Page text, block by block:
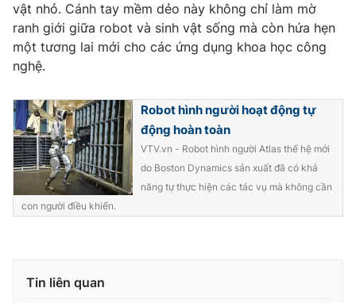
THỜI BÁO VTV
Theo dõi báo trên
Cơ quan chủ quản:Đài Truyền hình Việt Nam
Cơ quan báo chí:Thời báo VTV
Giấy phép hoạt động báo in và báo điện tử số 483/GP-BTTTT
cấp ngày 29/12/2023
Tổng đài VTV:024.38 355 931 - 024.38 355 932
vật nhỏ. Cánh tay mềm dẻo này không chỉ làm mờ
ranh giới giữa robot và sinh vật sống mà còn hứa hẹn
một tương lai mới cho các ứng dụng khoa học công
nghệ.
Robot hình người hoạt động tự
động hoàn toàn
VTV.vn - Robot hình người Atlas thế hệ mới
do Boston Dynamics sản xuất đã có khả
năng tự thực hiện các tác vụ mà không cần
con người điều khiển.
Tin liên quan